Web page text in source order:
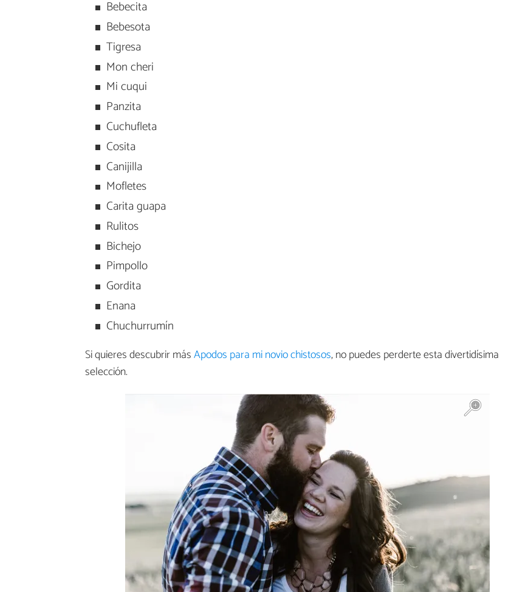
Bebecita
Bebesota
Tigresa
Mon cheri
Mi cuqui
Panzita
Cuchufleta
Cosita
Canijilla
Mofletes
Carita guapa
Rulitos
Bichejo
Pimpollo
Gordita
Enana
Chuchurrumín
Si quieres descubrir másApodos para mi novio chistosos, no puedes perderte esta divertidísima
selección.